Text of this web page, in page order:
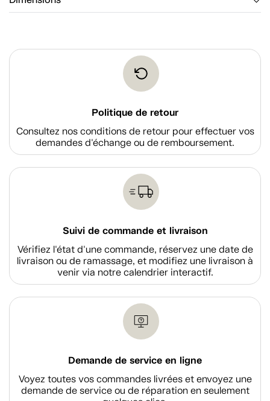
Politique de retour
Consultez nos conditions de retour pour effectuer vos
demandes d'échange ou de remboursement.
Suivi de commande et livraison
Vérifiez l'état d'une commande, réservez une date de
livraison ou de ramassage, et modifiez une livraison à
venir via notre calendrier interactif.
Demande de service en ligne
Voyez toutes vos commandes livrées et envoyez une
demande de service ou de réparation en seulement